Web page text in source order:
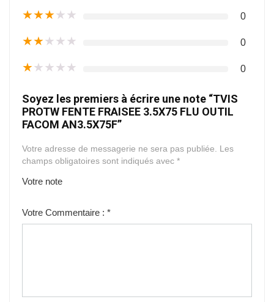
★★★★★ 0
★★★★★ 0
★★★★★ 0
Soyez les premiers à écrire une note “TVIS
PROTW FENTE FRAISEE 3.5X75 FLU OUTIL
FACOM AN3.5X75F”
Votre adresse de messagerie ne sera pas publiée.
Les
champs obligatoires sont indiqués avec *
Votre note
Votre Commentaire : *